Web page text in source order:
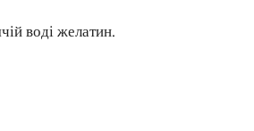
воді желатин.